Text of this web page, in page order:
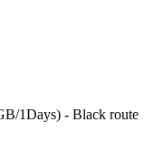
1Days) - Black route